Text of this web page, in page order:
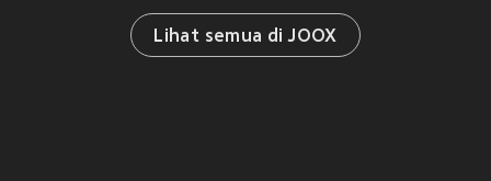
Lihat semua di JOOX